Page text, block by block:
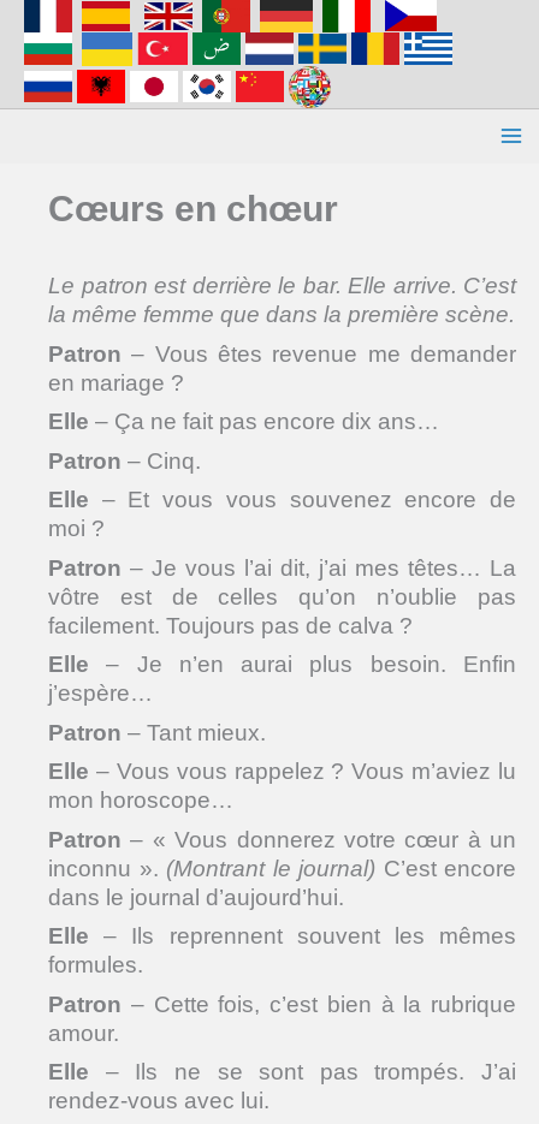
contenu
Cœurs en chœur
Le patron est derrière le bar. Elle arrive. C’est
la même femme que dans la première scène.
Patron – Vous êtes revenue me demander
en mariage ?
Elle – Ça ne fait pas encore dix ans…
Patron – Cinq.
Elle – Et vous vous souvenez encore de
moi ?
Patron – Je vous l’ai dit, j’ai mes têtes… La
vôtre est de celles qu’on n’oublie pas
facilement. Toujours pas de calva ?
Elle – Je n’en aurai plus besoin. Enfin
j’espère…
Patron – Tant mieux.
Elle – Vous vous rappelez ? Vous m’aviez lu
mon horoscope…
Patron – « Vous donnerez votre cœur à un
inconnu ». (Montrant le journal) C’est encore
dans le journal d’aujourd’hui.
Elle – Ils reprennent souvent les mêmes
formules.
Patron – Cette fois, c’est bien à la rubrique
amour.
Elle – Ils ne se sont pas trompés. J’ai
rendez-vous avec lui.